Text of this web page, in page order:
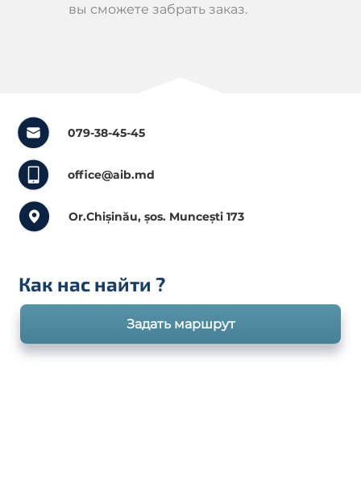
вы сможете забрать заказ.
079-38-45-45
office@aib.md
Or.Chișinău, șos. Muncești 173
Как нас найти ?
Задать маршрут